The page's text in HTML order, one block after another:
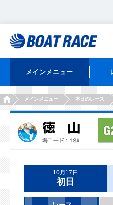
メインメニュー
HOMEメインメニュー 本日のレース
10月17日
初日